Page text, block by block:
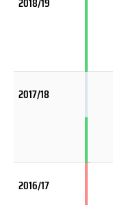
2017/18
2016/17